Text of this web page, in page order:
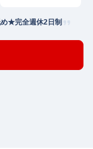
★完全週休2日制